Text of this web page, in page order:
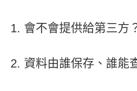
會不會提供給第三方
資料由誰保存、誰能